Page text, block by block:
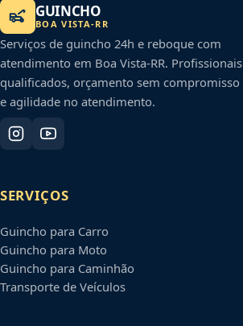
GUINCHO
BOA VISTA-RR
Serviços de guincho 24h e reboque com
atendimento em Boa Vista-RR. Profissionais
qualificados, orçamento sem compromisso
e agilidade no atendimento.
SERVIÇOS
Guincho para Carro
Guincho para Moto
Guincho para Caminhão
Transporte de Veículos